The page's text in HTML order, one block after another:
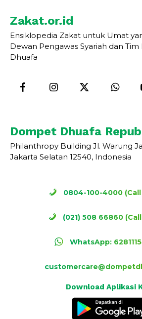
Zakat.or.id
Ensiklopedia Zakat untuk Umat
Dewan Pengawas Syariah dan
Dhuafa
Dompet Dhuafa
Philanthropy Building Jl. Warung
Jakarta Selatan 12540, Indonesia
0804-100-4000
(021) 508 66860
WhatsApp:
Download Aplikasi